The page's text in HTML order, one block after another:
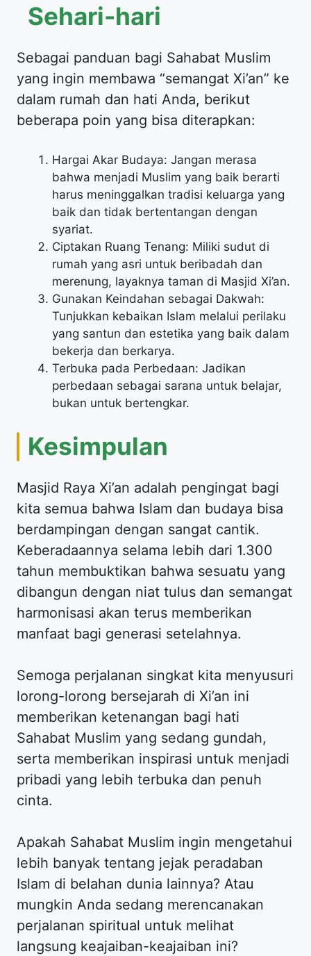
Sehari-hari
Sebagai panduan bagi Sahabat Muslim
yang ingin membawa “semangat Xi’an” ke
dalam rumah dan hati Anda, berikut
beberapa poin yang bisa diterapkan:
Hargai Akar Budaya: Jangan merasa
bahwa menjadi Muslim yang baik berarti
harus meninggalkan tradisi keluarga yang
baik dan tidak bertentangan dengan
syariat.
Ciptakan Ruang Tenang: Miliki sudut di
rumah yang asri untuk beribadah dan
merenung, layaknya taman di Masjid Xi’an.
Gunakan Keindahan sebagai Dakwah:
Tunjukkan kebaikan Islam melalui perilaku
yang santun dan estetika yang baik dalam
bekerja dan berkarya.
Terbuka pada Perbedaan: Jadikan
perbedaan sebagai sarana untuk belajar,
bukan untuk bertengkar.
Kesimpulan
Masjid Raya Xi’an adalah pengingat bagi
kita semua bahwa Islam dan budaya bisa
berdampingan dengan sangat cantik.
Keberadaannya selama lebih dari 1.300
tahun membuktikan bahwa sesuatu yang
dibangun dengan niat tulus dan semangat
harmonisasi akan terus memberikan
manfaat bagi generasi setelahnya.
Semoga perjalanan singkat kita menyusuri
lorong-lorong bersejarah di Xi’an ini
memberikan ketenangan bagi hati
Sahabat Muslim yang sedang gundah,
serta memberikan inspirasi untuk menjadi
pribadi yang lebih terbuka dan penuh
cinta.
Apakah Sahabat Muslim ingin mengetahui
lebih banyak tentang jejak peradaban
Islam di belahan dunia lainnya? Atau
mungkin Anda sedang merencanakan
perjalanan spiritual untuk melihat
langsung keajaiban-keajaiban ini?